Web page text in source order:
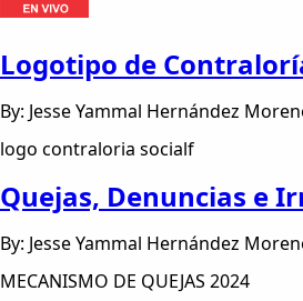
Logotipo de
By: Jesse Yammal Hernández
logo contraloria socialf
Quejas, Denuncias e
By: Jesse Yammal Hernández
MECANISMO DE QUEJAS 2024